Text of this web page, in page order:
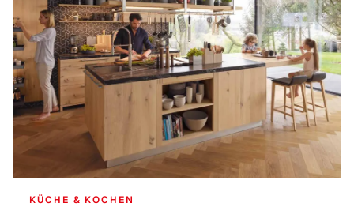
KÜCHE & KOCHEN